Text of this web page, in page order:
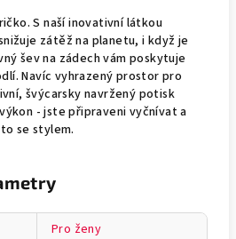
S naší inovativní látkou
zátěž na planetu, i když je
šev na zádech vám poskytuje
Navíc vyhrazený prostor pro
švýcarsky navržený potisk
- jste připraveni vyčnívat a
se stylem.
Pro ženy